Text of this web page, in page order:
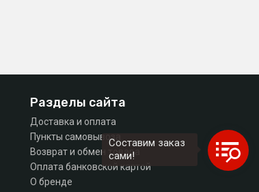
Разделы сайта
Доставка и оплата
Пункты самовывоза
Возврат и обмен товара
Оплата банковской картой
О бренде
Составим заказ
сами!